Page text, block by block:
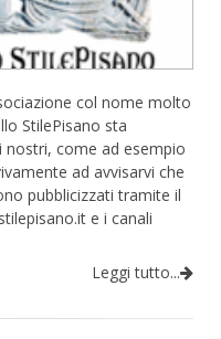
col nome molto
StilePisano sta
come ad esempio
ad avvisarvi che
pubblicizzati tramite il
e i canali
Leggi tutto...